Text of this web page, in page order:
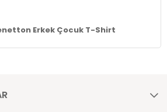
Erkek Çocuk T-Shirt